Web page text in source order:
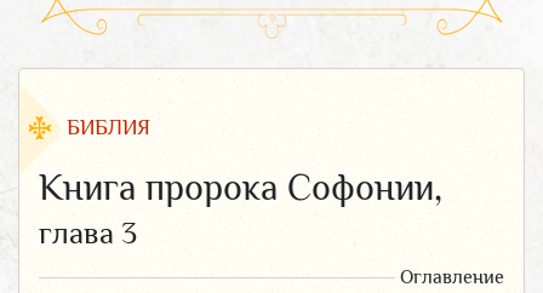
БИБЛИЯ
Книга пророка Софонии,
глава 3
Оглавление